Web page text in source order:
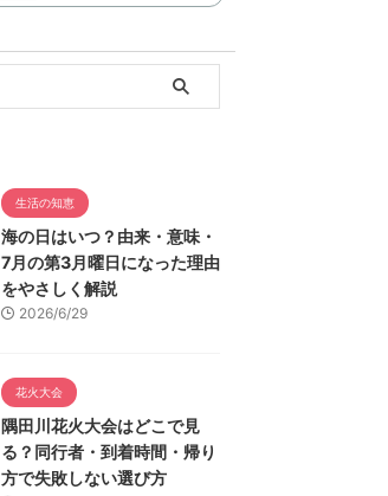
生活の知恵
海の日はいつ？由来・意味・
7月の第3月曜日になった理由
をやさしく解説
2026/6/29
花火大会
隅田川花火大会はどこで見
る？同行者・到着時間・帰り
方で失敗しない選び方